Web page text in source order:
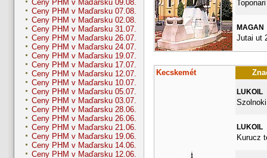
Ceny PHM v Maďarsku 09.08.
Ceny PHM v Maďarsku 07.08.
Ceny PHM v Maďarsku 02.08.
Ceny PHM v Maďarsku 31.07.
Ceny PHM v Maďarsku 26.07.
Ceny PHM v Maďarsku 24.07.
Ceny PHM v Maďarsku 19.07.
Ceny PHM v Maďarsku 17.07.
Ceny PHM v Maďarsku 12.07.
Ceny PHM v Maďarsku 10.07.
Ceny PHM v Maďarsku 05.07.
Ceny PHM v Maďarsku 03.07.
Ceny PHM v Maďarsku 28.06.
Ceny PHM v Maďarsku 26.06.
Ceny PHM v Maďarsku 21.06.
Ceny PHM v Maďarsku 19.06.
Ceny PHM v Maďarsku 14.06.
Ceny PHM v Maďarsku 12.06.
MAGAN
Jutai ut
Kecskemét
LUKOIL
LUKOIL
Kurucz